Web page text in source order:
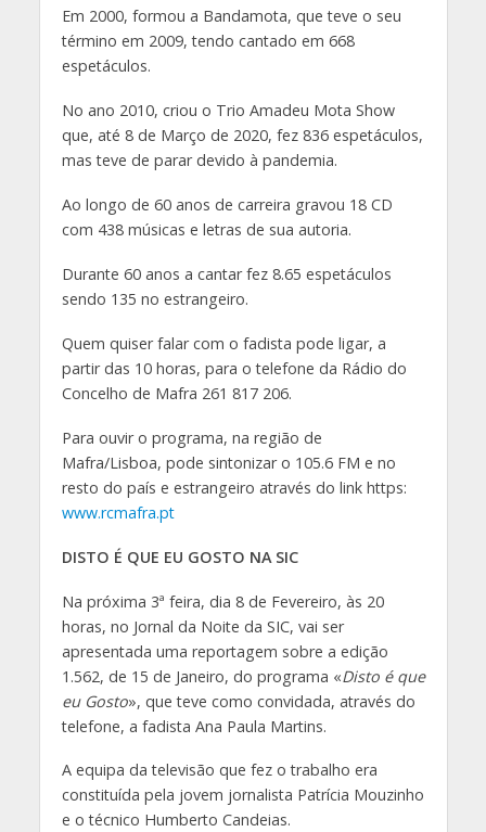
Em 2000, formou a Bandamota, que teve o seu
término em 2009, tendo cantado em 668
espetáculos.
No ano 2010, criou o Trio Amadeu Mota Show
que, até 8 de Março de 2020, fez 836 espetáculos,
mas teve de parar devido à pandemia.
Ao longo de 60 anos de carreira gravou 18 CD
com 438 músicas e letras de sua autoria.
Durante 60 anos a cantar fez 8.65 espetáculos
sendo 135 no estrangeiro.
Quem quiser falar com o fadista pode ligar, a
partir das 10 horas, para o telefone da Rádio do
Concelho de Mafra 261 817 206.
Para ouvir o programa, na região de
Mafra/Lisboa, pode sintonizar o 105.6 FM e no
resto do país e estrangeiro através do link https:
www.rcmafra.pt
DISTO É QUE EU GOSTO NA SIC
Na próxima 3ª feira, dia 8 de Fevereiro, às 20
horas, no Jornal da Noite da SIC, vai ser
apresentada uma reportagem sobre a edição
1.562, de 15 de Janeiro, do programa «Disto é que
eu Gosto», que teve como convidada, através do
telefone, a fadista Ana Paula Martins.
A equipa da televisão que fez o trabalho era
constituída pela jovem jornalista Patrícia Mouzinho
e o técnico Humberto Candeias.